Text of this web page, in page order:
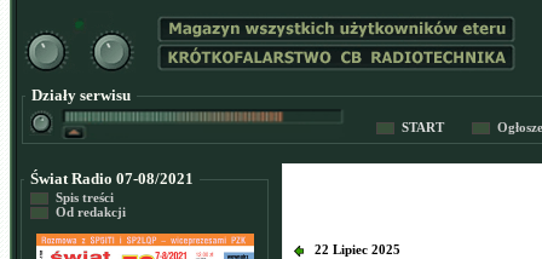
Działy serwisu
START
Świat Radio 07-08/2021
Spis treści
Od redakcji
22 Lipiec 2025